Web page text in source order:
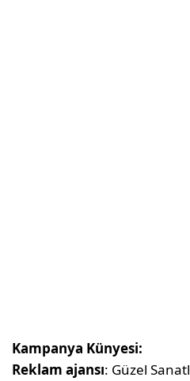
Kampanya Künyesi:
Reklam ajansı: Güzel